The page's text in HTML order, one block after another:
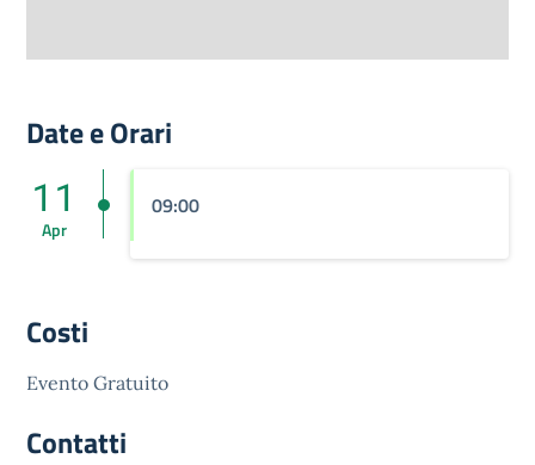
Date e Orari
09:00
11
Apr
Costi
Evento Gratuito
Contatti